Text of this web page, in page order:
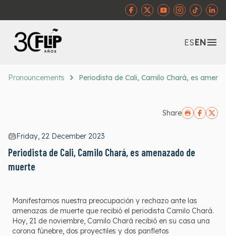
ESEN
Pronouncements Periodista de Cali, Camilo Chará, es
Share
Friday, 22 December 2023
Periodista de Cali, Camilo Chará, es amenazado de
muerte
Manifestamos nuestra preocupación y rechazo ante las
amenazas de muerte que recibió el periodista Camilo Chará.
Hoy, 21 de noviembre, Camilo Chará recibió en su casa una
corona fúnebre, dos proyectiles y dos panfletos